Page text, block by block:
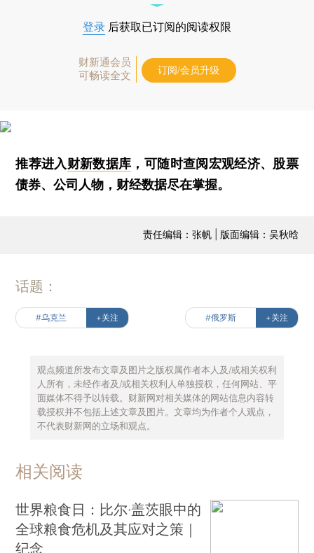
登录 后获取已订阅的阅读权限
财新通会员
可畅读全文
订阅/会员升级
推荐进入财新数据库 ，可随时查阅宏观经济、股票
债券、公司人物，财经数据尽在掌握。
责任编辑：张帆 | 版面编辑：吴秋晗
话题：
#乌克兰 +关注 #俄罗斯 +关注
观点频道所发布文章及图片之版权属作者本人及/或相关权利
人所有，未经作者及/或相关权利人单独授权，任何网站、平
面媒体不得予以转载。财新网对相关媒体的网站信息内容转
载授权并不包括上述文章及图片。文章均为作者个人观点，
不代表财新网的立场和观点。
相关阅读
世界粮食日：比尔·盖茨眼中的
全球粮食危机及其应对之策｜
纪念